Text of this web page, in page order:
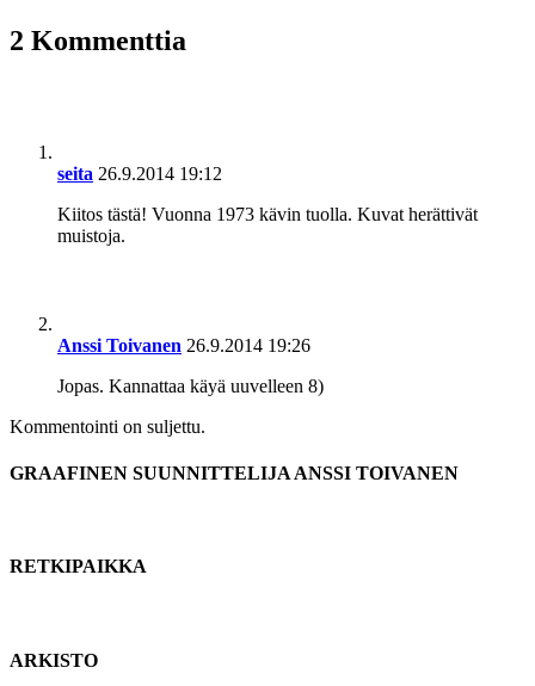
2 Kommenttia
seita 26.9.2014 19:12
Kiitos tästä! Vuonna 1973 kävin tuolla. Kuvat herättivät
muistoja.
Anssi Toivanen 26.9.2014 19:26
Jopas. Kannattaa käyä uuvelleen 8)
Kommentointi on suljettu.
GRAAFINEN SUUNNITTELIJA ANSSI TOIVANEN
RETKIPAIKKA
ARKISTO